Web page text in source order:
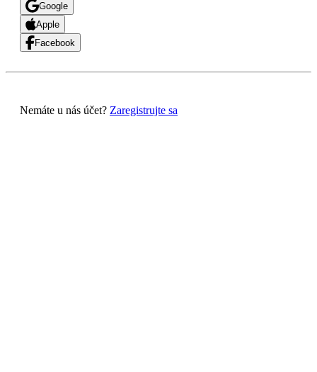
Google
Apple
Facebook
Nemáte u nás účet? Zaregistrujte sa